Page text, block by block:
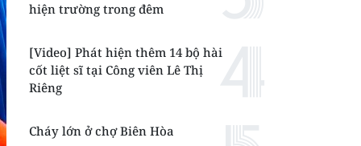
hiện trường trong đêm
[Video] Phát hiện thêm 14 bộ hài
cốt liệt sĩ tại Công viên Lê Thị
Riêng
Cháy lớn ở chợ Biên Hòa